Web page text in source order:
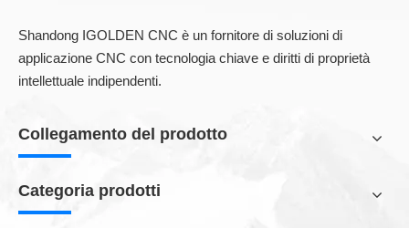
Shandong IGOLDEN CNC è un fornitore di soluzioni di
applicazione CNC con tecnologia chiave e diritti di proprietà
intellettuale indipendenti.
Collegamento del prodotto
Categoria prodotti